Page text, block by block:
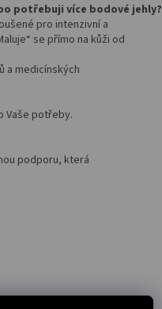
potřebuji více bodové jehly?
pro intenzivní a
se přímo na kůži od
a medicínských
Vaše potřeby.
podporu, která